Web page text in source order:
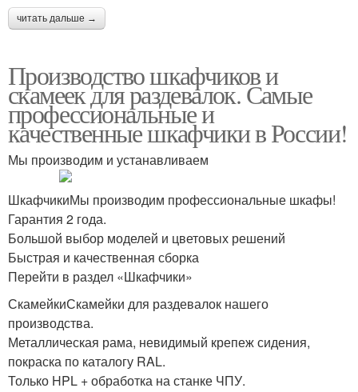
читать дальше →
Производство шкафчиков и
скамеек для раздевалок. Самые
профессиональные и
качественные шкафчики в России!
Мы производим и устанавливаем
ШкафчикиМы производим профессиональные шкафы!
Гарантия 2 года.
Большой выбор моделей и цветовых решений
Быстрая и качественная сборка
Перейти в раздел «Шкафчики»
СкамейкиСкамейки для раздевалок нашего
производства.
Металлическая рама, невидимый крепеж сидения,
покраска по каталогу RAL.
Только HPL + обработка на станке ЧПУ.